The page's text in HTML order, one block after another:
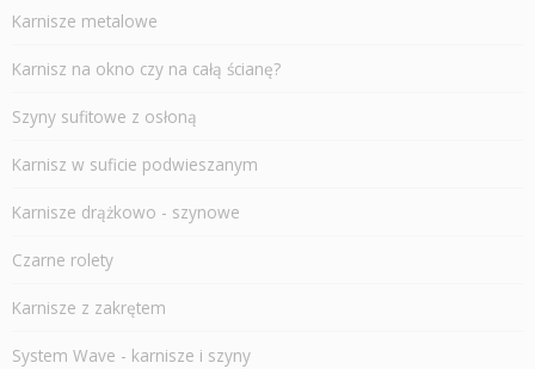
Karnisze metalowe
Karnisz na okno czy na całą ścianę?
Szyny sufitowe z osłoną
Karnisz w suficie podwieszanym
Karnisze drążkowo - szynowe
Czarne rolety
Karnisze z zakrętem
System Wave - karnisze i szyny